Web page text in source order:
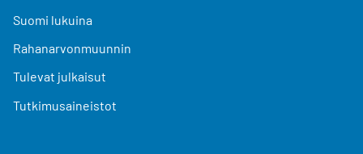
Suomi lukuina
Rahanarvonmuunnin
Tulevat julkaisut
Tutkimusaineistot